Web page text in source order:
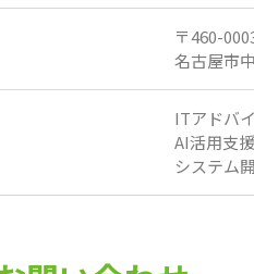
〒460-
名古屋市
ITアドバ
AI活用支援
システム